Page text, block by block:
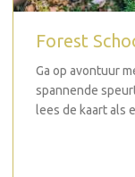
Forest
Ga op avontuur
spannende
lees de kaart als